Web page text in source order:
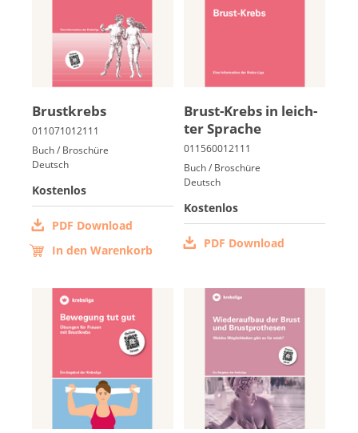
Brust­krebs
Buch / Broschüre
Deutsch
Kostenlos
PDF Download
In den Warenkorb
Brust-Krebs in leich­
ter Spra­che
Buch / Broschüre
Deutsch
Kostenlos
PDF Download